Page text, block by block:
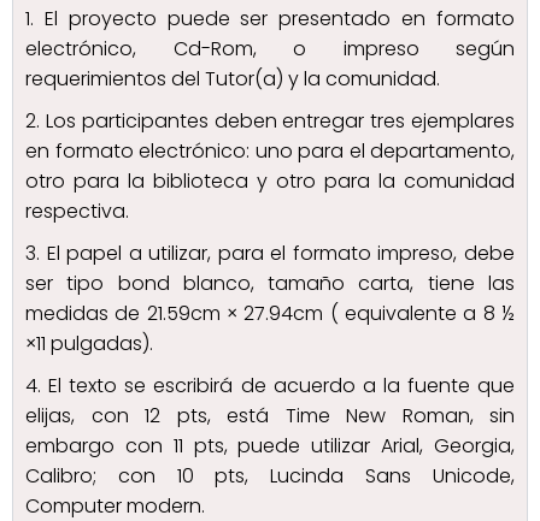
1. El proyecto puede ser presentado en formato
electrónico, Cd-Rom, o impreso según
requerimientos del Tutor(a) y la comunidad.
2. Los participantes deben entregar tres ejemplares
en formato electrónico: uno para el departamento,
otro para la biblioteca y otro para la comunidad
respectiva.
3. El papel a utilizar, para el formato impreso, debe
ser tipo bond blanco, tamaño carta, tiene las
medidas de 21.59cm × 27.94cm ( equivalente a 8 ½
×11 pulgadas).
4. El texto se escribirá de acuerdo a la fuente que
elijas, con 12 pts, está Time New Roman, sin
embargo con 11 pts, puede utilizar Arial, Georgia,
Calibro; con 10 pts, Lucinda Sans Unicode,
Computer modern.